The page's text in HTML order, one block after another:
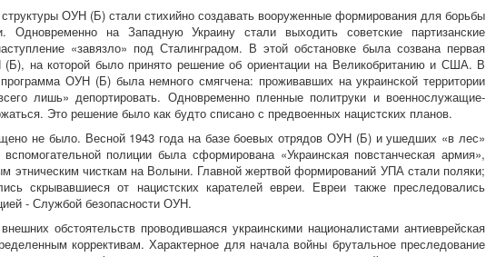
ОУН (Б) стали стихийно создавать вооруженные формирования для борьбы
Одновременно на Западную Украину стали выходить советские партизанские
«завязло» под Сталинградом. В этой обстановке была созвана первая
на которой было принято решение об ориентации на Великобританию и США. В
программа ОУН (Б) была немного смягчена: проживавших на украинской территории
лишь» депортировать. Одновременно пленные политруки и военнослужащие-
Это решение было как будто списано с предвоенных нацистских планов.
не было. Весной 1943 года на базе боевых отрядов ОУН (Б) и ушедших «в лес»
полиции была сформирована «Украинская повстанческая армия»,
этническим чисткам на Волыни. Главной жертвой формирований УПА стали поляки;
скрывавшиеся от нацистских карателей евреи. Евреи также преследовались
- Службой безопасности ОУН.
обстоятельств проводившаяся украинскими националистами антиеврейская
коррективам. Характерное для начала войны брутальное преследование